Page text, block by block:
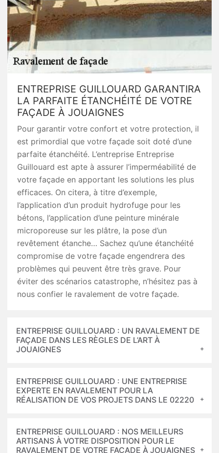
ENTREPRISE GUILLOUARD GARANTIRA
LA PARFAITE ÉTANCHÉITÉ DE VOTRE
FAÇADE À JOUAIGNES
Pour garantir votre confort et votre protection, il
est primordial que votre façade soit doté d’une
parfaite étanchéité. L’entreprise Entreprise
Guillouard est apte à assurer l’imperméabilité de
votre façade en apportant les solutions les plus
efficaces. On citera, à titre d’exemple,
l’application d’un produit hydrofuge pour les
bétons, l’application d’une peinture minérale
microporeuse sur les plâtre, la pose d’un
revêtement étanche… Sachez qu’une étanchéité
compromise de votre façade engendrera des
problèmes qui peuvent être très grave. Pour
éviter des scénarios catastrophe, n’hésitez pas à
nous confier le ravalement de votre façade.
ENTREPRISE GUILLOUARD : UN RAVALEMENT DE
FAÇADE DANS LES RÈGLES DE L’ART À
JOUAIGNES
ENTREPRISE GUILLOUARD : UNE ENTREPRISE
EXPERTE EN RAVALEMENT POUR LA
RÉALISATION DE VOS PROJETS DANS LE 02220
ENTREPRISE GUILLOUARD : NOS MEILLEURS
ARTISANS À VOTRE DISPOSITION POUR LE
RAVALEMENT DE VOTRE FAÇADE À JOUAIGNES